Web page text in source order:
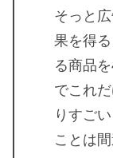
そっと
果を得
る商品
でこれ
りすご
ことは間